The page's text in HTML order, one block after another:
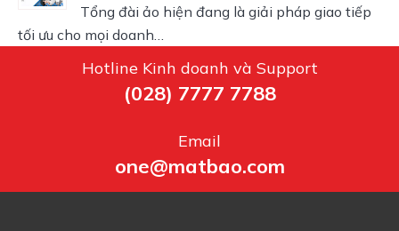
Tổng đài ảo hiện đang là giải pháp giao tiếp
tối ưu cho mọi doanh…
Hotline Kinh doanh và Support
(028) 7777 7788
Email
one@matbao.com